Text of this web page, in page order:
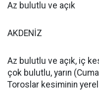
Az bulutlu ve açık
AKDENİZ
Az bulutlu ve açık, iç
çok bulutlu, yarın
Toroslar kesiminin